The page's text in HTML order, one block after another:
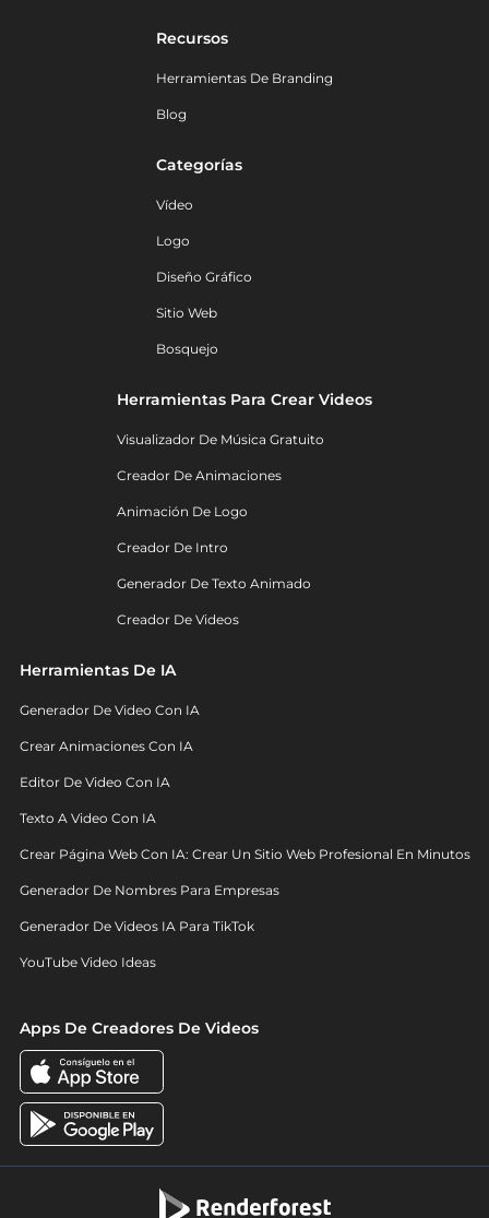
Recursos
Herramientas De Branding
Blog
Categorías
Vídeo
Logo
Diseño Gráfico
Sitio Web
Bosquejo
Herramientas Para Crear Videos
Visualizador De Música Gratuito
Creador De Animaciones
Animación De Logo
Creador De Intro
Generador De Texto Animado
Creador De Videos
Herramientas De IA
Generador De Video Con IA
Crear Animaciones Con IA
Editor De Video Con IA
Texto A Video Con IA
Crear Página Web Con IA: Crear Un Sitio Web Profesional En Minutos
Generador De Nombres Para Empresas
Generador De Videos IA Para TikTok
YouTube Video Ideas
Apps De Creadores De Videos